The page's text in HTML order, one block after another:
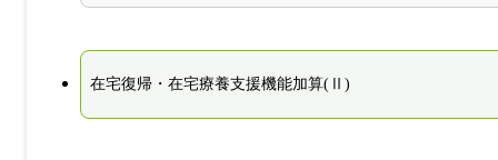
在宅復帰・在宅療養支援機能加算(Ⅱ)